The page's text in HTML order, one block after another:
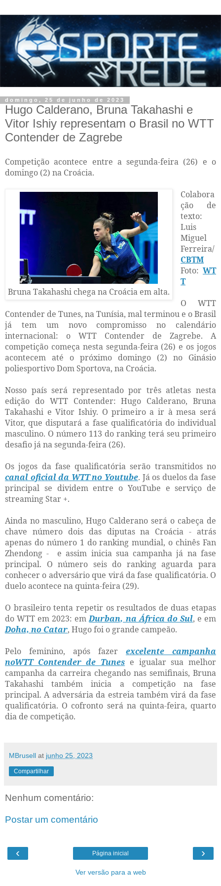
domingo, 25 de junho de 2023
Hugo Calderano, Bruna Takahashi e
Vitor Ishiy representam o Brasil no WTT
Contender de Zagrebe
Competição acontece entre a segunda-feira (26) e o
domingo (2) na Croácia.
Bruna Takahashi chega na Croácia em alta.
Colabora
ção de
texto:
Luis
Miguel
Ferreira/
CBTM
Foto: WT
T
O WTT
Contender de Tunes, na Tunísia, mal terminou e o Brasil
já tem um novo compromisso no calendário
internacional: o WTT Contender de Zagrebe. A
competição começa nesta segunda-feira (26) e os jogos
acontecem até o próximo domingo (2) no Ginásio
poliesportivo Dom Sportova, na Croácia.
Nosso país será representado por três atletas nesta
edição do WTT Contender: Hugo Calderano, Bruna
Takahashi e Vitor Ishiy. O primeiro a ir à mesa será
Vitor, que disputará a fase qualificatória do individual
masculino. O número 113 do ranking terá seu primeiro
desafio já na segunda-feira (26).
Os jogos da fase qualificatória serão transmitidos no
canal oficial da WTT no Youtube. Já os duelos da fase
principal se dividem entre o YouTube e serviço de
streaming Star +.
Ainda no masculino, Hugo Calderano será o cabeça de
chave número dois das diputas na Croácia - atrás
apenas do número 1 do ranking mundial, o chinês Fan
Zhendong -
e assim inicia sua campanha já na fase
principal. O número seis do ranking aguarda para
conhecer o adversário que virá da fase qualificatória. O
duelo acontece na quinta-feira (29).
O brasileiro tenta repetir os resultados de duas etapas
do WTT em 2023: emDurban, na África do Sul, e em
Doha, no Catar, Hugo foi o grande campeão.
Pelo feminino, após fazer excelente campanha
noWTT Contender de Tunes e igualar sua melhor
campanha da carreira chegando nas semifinais, Bruna
Takahashi também inicia a competição na fase
principal. A adversária da estreia também virá da fase
qualificatória. O cofronto será na quinta-feira, quarto
dia de competição.
MBrusell at junho 25, 2023
Compartilhar
Nenhum comentário:
Postar um comentário
‹ ›
Página inicial
Ver versão para a web